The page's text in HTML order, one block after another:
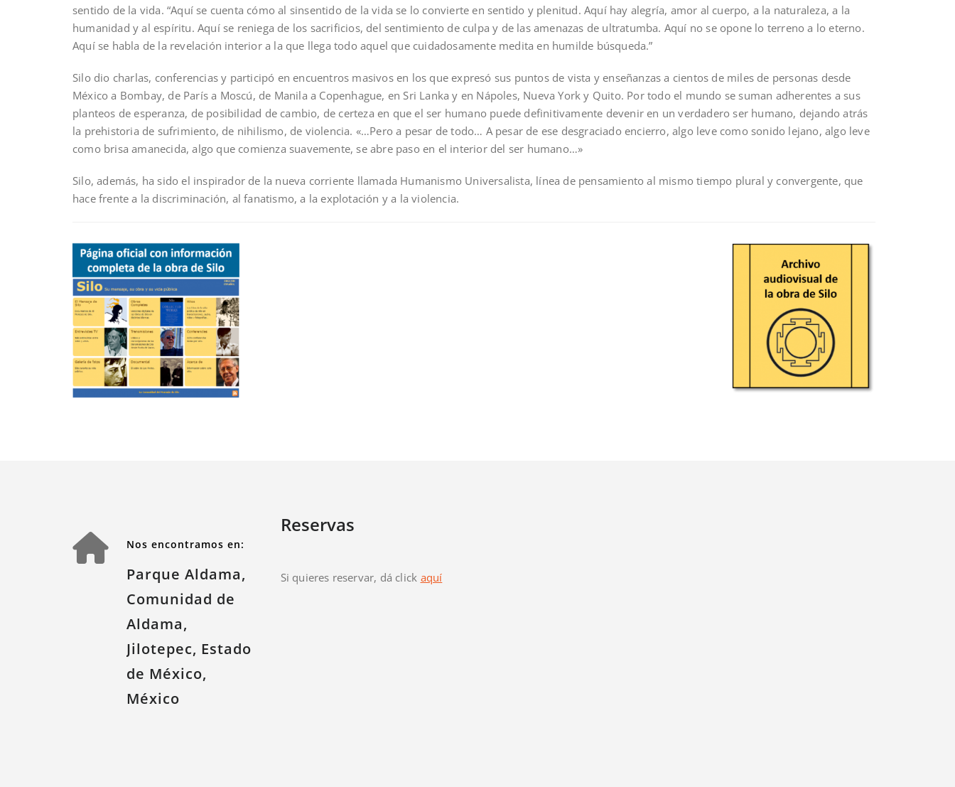
sentido de la vida. “Aquí se cuenta cómo al sinsentido de la vida se lo convierte en sentido y plenitud. Aquí hay alegría, amor al cuerpo, a la naturaleza, a la
humanidad y al espíritu. Aquí se reniega de los sacrificios, del sentimiento de culpa y de las amenazas de ultratumba. Aquí no se opone lo terreno a lo eterno.
Aquí se habla de la revelación interior a la que llega todo aquel que cuidadosamente medita en humilde búsqueda.”
Silo dio charlas, conferencias y participó en encuentros masivos en los que expresó sus puntos de vista y enseñanzas a cientos de miles de personas desde
México a Bombay, de París a Moscú, de Manila a Copenhague, en Sri Lanka y en Nápoles, Nueva York y Quito. Por todo el mundo se suman adherentes a sus
planteos de esperanza, de posibilidad de cambio, de certeza en que el ser humano puede definitivamente devenir en un verdadero ser humano, dejando atrás
la prehistoria de sufrimiento, de nihilismo, de violencia. «…Pero a pesar de todo… A pesar de ese desgraciado encierro, algo leve como sonido lejano, algo leve
como brisa amanecida, algo que comienza suavemente, se abre paso en el interior del ser humano…»
Silo, además, ha sido el inspirador de la nueva corriente llamada Humanismo Universalista, línea de pensamiento al mismo tiempo plural y convergente, que
hace frente a la discriminación, al fanatismo, a la explotación y a la violencia.
Nos encontramos en:
Parque Aldama,
Comunidad de
Aldama,
Jilotepec, Estado
de México,
México
Reservas
Si quieres reservar, dá click aquí